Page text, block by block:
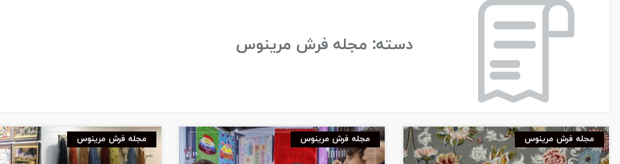
دسته: مجله فرش مرینوس
مجله فرش مرینوس مجله فرش مرینوس مجله فرش مرینوس